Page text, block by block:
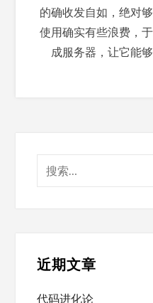
的确收发自如，绝对
使用确实有些浪费，
成服务器，让它能
搜
索：
近期文章
代码进化论